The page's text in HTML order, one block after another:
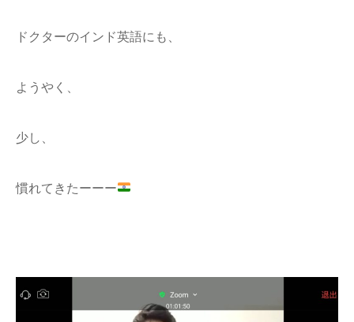
ドクターのインド英語にも、
ようやく、
少し、
慣れてきたーーー